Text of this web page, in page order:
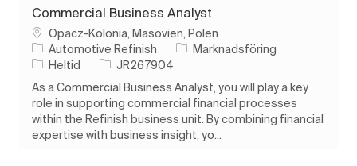
Commercial Business Analyst
PlatsOpacz-Kolonia, Masovien, Polen
Automotive Refinish
Kategori
Marknadsföring
Typ av jobb
Heltid Jobb-ID
JR267904
As a Commercial Business Analyst, you will play a key
role in supporting commercial financial processes
within the Refinish business unit. By combining financial
expertise with business insight, yo...